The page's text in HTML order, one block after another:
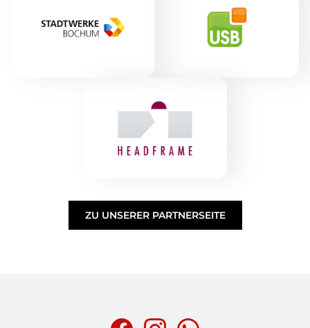
ZU UNSERER PARTNERSEITE